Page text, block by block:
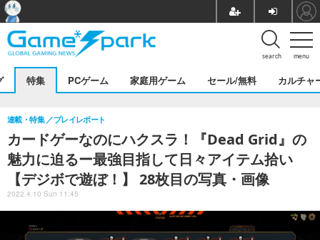
menu
search
特集 PCゲーム 家庭用ゲーム セール/無料 カルチャ
カードゲーなのにハクスラ！『Dead Grid』の
魅力に迫るー最強目指して日々アイテム拾い
【デジボで遊ぼ！】 28枚目の写真・画像
連載・特集 プレイレポート
2022.4.10 Sun 11:45